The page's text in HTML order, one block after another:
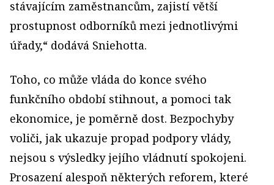
stávajícím zaměstnancům, zajistí větší
prostupnost odborníků mezi jednotlivými
úřady,“ dodává Sniehotta.
Toho, co může vláda do konce svého
funkčního období stihnout, a pomoci tak
ekonomice, je poměrně dost. Bezpochyby
voliči, jak ukazuje propad podpory vlády,
nejsou s výsledky jejího vládnutí spokojeni.
Prosazení alespoň některých reforem, které